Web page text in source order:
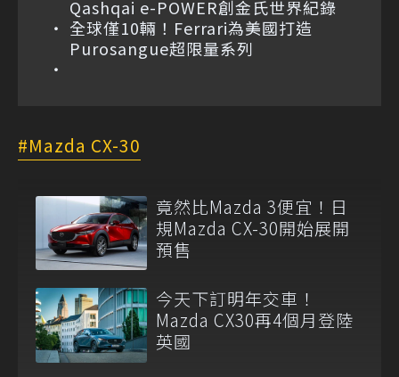
Qashqai e-POWER創金氏世界紀錄
全球僅10輛！Ferrari為美國打造
Purosangue超限量系列
Mazda CX-30
竟然比Mazda 3便宜！日
規Mazda CX-30開始展開
預售
今天下訂明年交車！
Mazda CX30再4個月登陸
英國